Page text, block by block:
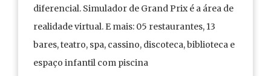
diferencial. Simulador de Grand Prix é a área de
realidade virtual. E mais: 05 restaurantes, 13
bares, teatro, spa, cassino, discoteca, biblioteca e
espaço infantil com piscina